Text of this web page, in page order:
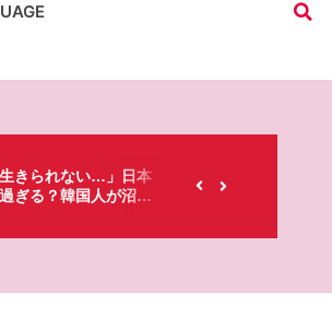
あるのに…】なぜ日本のセ
が韓国人に人気なの？